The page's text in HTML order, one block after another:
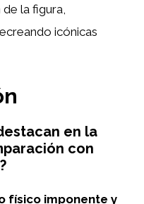
la figura,
icónicas
en la
con
físico imponente y